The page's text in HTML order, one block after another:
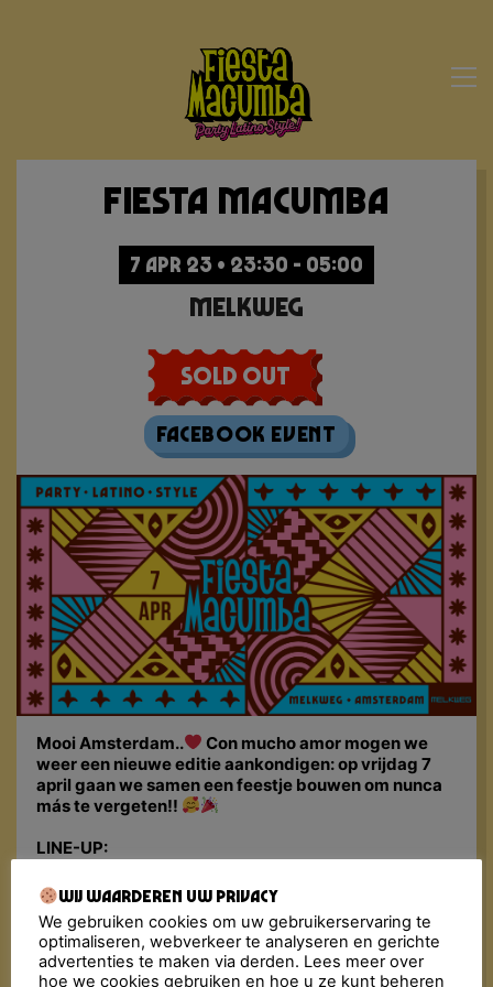
Fiesta Macumba
7 APR 23 • 23:30 - 05:00
Melkweg
Sold Out
Facebook Event
Mooi Amsterdam..
Con mucho amor mogen we
weer een nieuwe editie aankondigen: op vrijdag 7
april gaan we samen een feestje bouwen om nunca
más te vergeten!!
LINE-UP:
noche!
▸ OZ (Salsa, Bachata & Merengue): DJ Lalo El
Bandido & DJ Latin Master + salsa show by Martina
Placeres & workshop by Extremos
▸ 1ST FLOOR: Latin Karaoke
Wij waarderen uw privacy
We gebruiken cookies om uw gebruikerservaring te
optimaliseren, webverkeer te analyseren en gerichte
advertenties te maken via derden. Lees meer over
hoe we cookies gebruiken en hoe u ze kunt beheren